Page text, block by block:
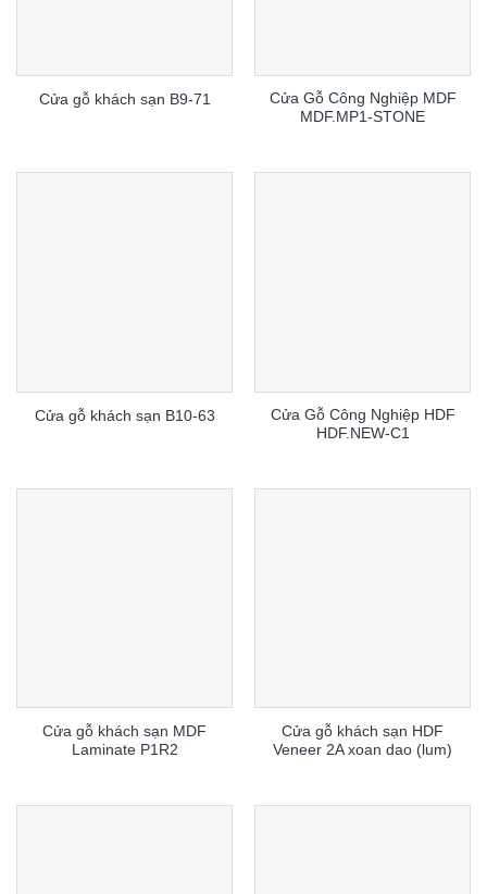
Cửa gỗ khách sạn B9-71
Cửa Gỗ Công Nghiệp MDF
MDF.MP1-STONE
Cửa gỗ khách sạn B10-63
Cửa Gỗ Công Nghiệp HDF
HDF.NEW-C1
Cửa gỗ khách sạn MDF
Laminate P1R2
Cửa gỗ khách sạn HDF
Veneer 2A xoan dao (lum)